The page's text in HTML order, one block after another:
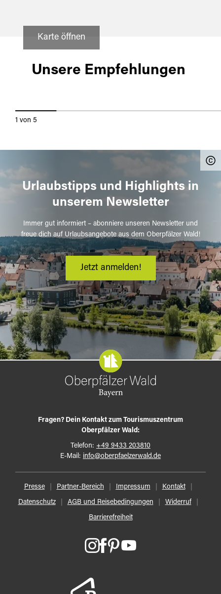
Karte öffnen
Unsere Empfehlungen
Nabburg 11.09.2026
BIERFÜHRUNG - EIN "ZOIGL" DER
1 von5
Urlaubstipps und Highlights in
unserem Newsletter
Immer gut informiert – abonniere unseren Newsletter und
freue dich auf Urlaubsangebote aus dem Oberpfälzer Wald!
Jetzt anmelden!
Fragen? Dein Kontakt zum Tourismuszentrum
Oberpfälzer Wald:
Telefon: +49 9433 203810
E-Mail: info@oberpfaelzerwald.de
Presse Partner-Bereich Impressum Kontakt
Datenschutz AGB und Reisebedingungen Widerruf
Barrierefreiheit